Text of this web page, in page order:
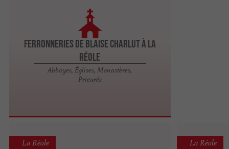
Ferronneries de Blaise Charlut à La
Réole
Abbayes, Églises, Monastères,
Prieurés
La Réole La Réole